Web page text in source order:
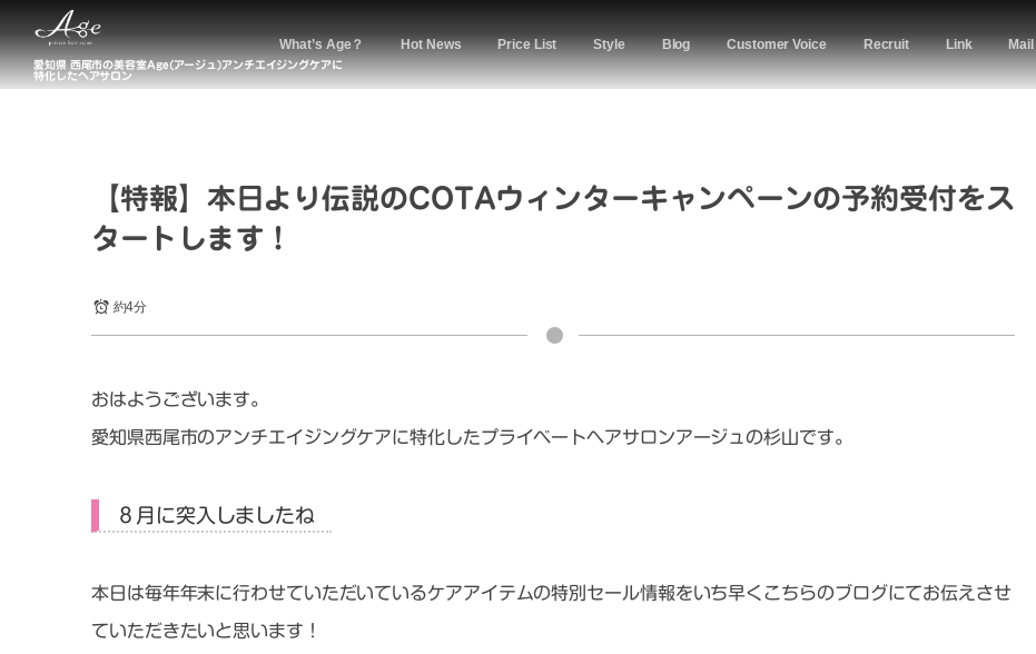
愛知県 西尾市の美容室Age(アージュ)アンチエイジングケアに
特化したヘアサロン
What’s Age？ Hot News Price List Style Blog Customer Voice Recruit Link Mail
【特報】本日より伝説のCOTAウィンターキャンペーンの予約受付をス
タートします！
約4分
おはようございます。
愛知県西尾市のアンチエイジングケアに特化したプライベートヘアサロンアージュの杉山です。
８月に突入しましたね
本日は毎年年末に行わせていただいているケアアイテムの特別セール情報をいち早くこちらのブログにてお伝えさせ
ていただきたいと思います！